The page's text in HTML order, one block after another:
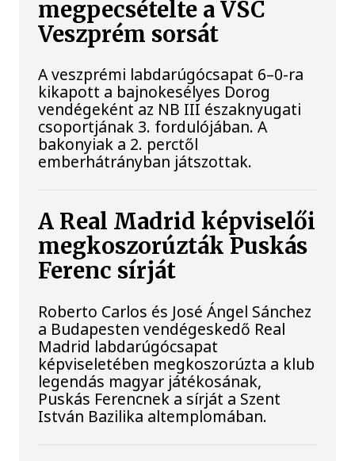
megpecsételte a VSC
Veszprém sorsát
A veszprémi labdarúgócsapat 6–0-ra
kikapott a bajnokesélyes Dorog
vendégeként az NB III északnyugati
csoportjának 3. fordulójában. A
bakonyiak a 2. perctől
emberhátrányban játszottak.
A Real Madrid képviselői
megkoszorúzták Puskás
Ferenc sírját
Roberto Carlos és José Ángel Sánchez
a Budapesten vendégeskedő Real
Madrid labdarúgócsapat
képviseletében megkoszorúzta a klub
legendás magyar játékosának,
Puskás Ferencnek a sírját a Szent
István Bazilika altemplomában.